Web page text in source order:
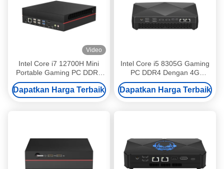
Video
Intel Core i7 12700H Mini
Portable Gaming PC DDR4
4GB Discrete Graphics Card
Mini PC
Dapatkan Harga Terbaik
Intel Core i5 8305G Gaming
PC DDR4 Dengan 4G
Discrete Graphics
Dapatkan Harga Terbaik